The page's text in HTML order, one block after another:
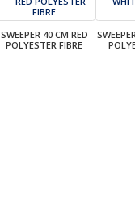
SWEEPER 40 CM RED
POLYESTER FIBRE